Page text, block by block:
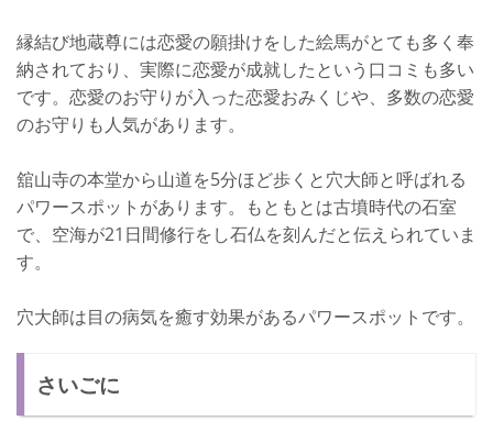
縁結び地蔵尊には恋愛の願掛けをした絵馬がとても多く奉
納されており、実際に恋愛が成就したという口コミも多い
です。恋愛のお守りが入った恋愛おみくじや、多数の恋愛
のお守りも人気があります。
舘山寺の本堂から山道を5分ほど歩くと穴大師と呼ばれる
パワースポットがあります。もともとは古墳時代の石室
で、空海が21日間修行をし石仏を刻んだと伝えられていま
す。
穴大師は目の病気を癒す効果があるパワースポットです。
さいごに